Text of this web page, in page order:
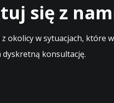
się z
w sytuacjach, które
konsultację.